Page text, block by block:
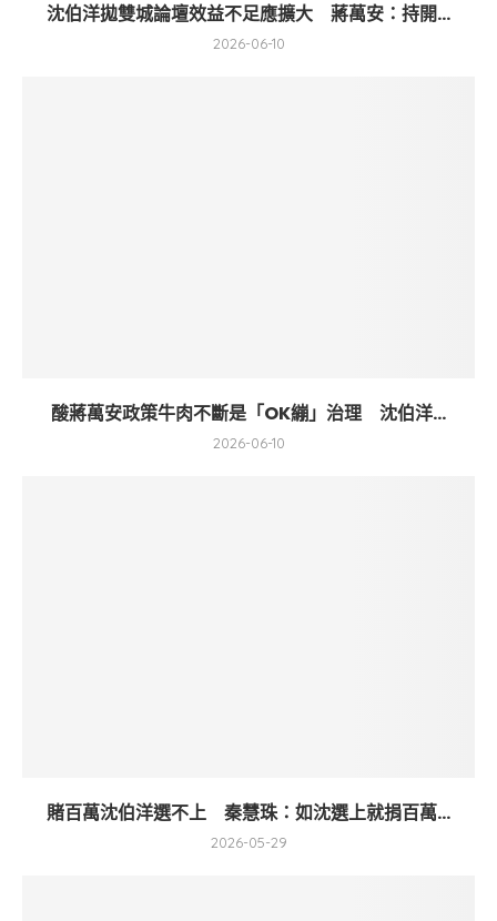
沈伯洋拋雙城論壇效益不足應擴大 蔣萬安：持開...
2026-06-10
酸蔣萬安政策牛肉不斷是「OK繃」治理 沈伯洋...
2026-06-10
賭百萬沈伯洋選不上 秦慧珠：如沈選上就捐百萬...
2026-05-29